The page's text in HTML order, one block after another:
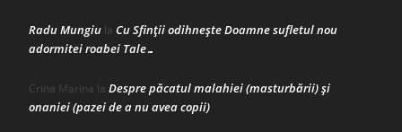
Radu Mungiu la Cu Sfinții odihnește Doamne sufletul nou
adormitei roabei Tale…
Crina Marina la Despre păcatul malahiei (masturbării) şi
onaniei (pazei de a nu avea copii)